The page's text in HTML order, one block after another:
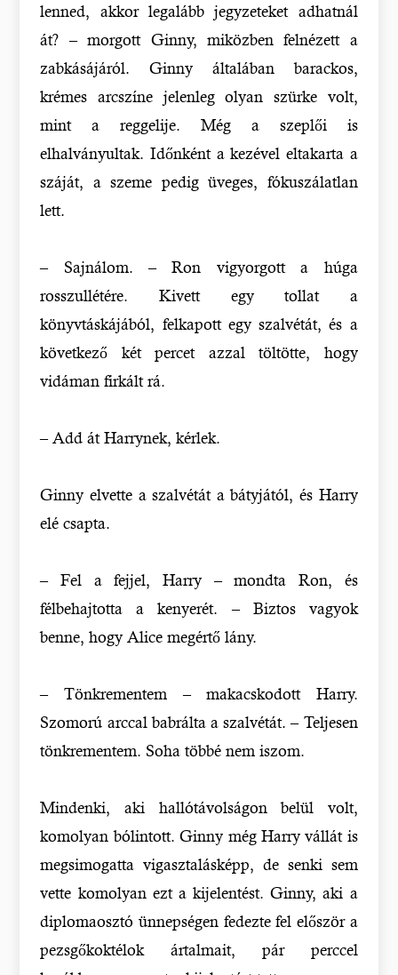
lenned, akkor legalább jegyzeteket adhatnál
át? – morgott Ginny, miközben felnézett a
zabkásájáról. Ginny általában barackos,
krémes arcszíne jelenleg olyan szürke volt,
mint a reggelije. Még a szeplői is
elhalványultak. Időnként a kezével eltakarta a
száját, a szeme pedig üveges, fókuszálatlan
lett.
– Sajnálom. – Ron vigyorgott a húga
rosszullétére. Kivett egy tollat a
könyvtáskájából, felkapott egy szalvétát, és a
következő két percet azzal töltötte, hogy
vidáman firkált rá.
– Add át Harrynek, kérlek.
Ginny elvette a szalvétát a bátyjától, és Harry
elé csapta.
– Fel a fejjel, Harry – mondta Ron, és
félbehajtotta a kenyerét. – Biztos vagyok
benne, hogy Alice megértő lány.
– Tönkrementem – makacskodott Harry.
Szomorú arccal babrálta a szalvétát. – Teljesen
tönkrementem. Soha többé nem iszom.
Mindenki, aki hallótávolságon belül volt,
komolyan bólintott. Ginny még Harry vállát is
megsimogatta vigasztalásképp, de senki sem
vette komolyan ezt a kijelentést. Ginny, aki a
diplomaosztó ünnepségen fedezte fel először a
pezsgőkoktélok ártalmait, pár perccel